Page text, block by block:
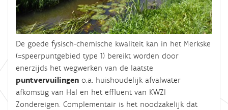
De goede fysisch-chemische kwaliteit kan in het Merkske
(=speerpuntgebied type 1) bereikt worden door
enerzijds het wegwerken van de laatste
puntvervuilingen o.a. huishoudelijk afvalwater
afkomstig van Hal en het effluent van KWZI
Zondereigen. Complementair is het noodzakelijk dat